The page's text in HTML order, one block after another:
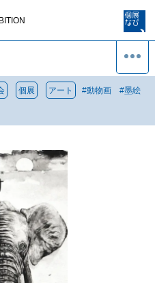
個展 アート #動物画 #墨絵